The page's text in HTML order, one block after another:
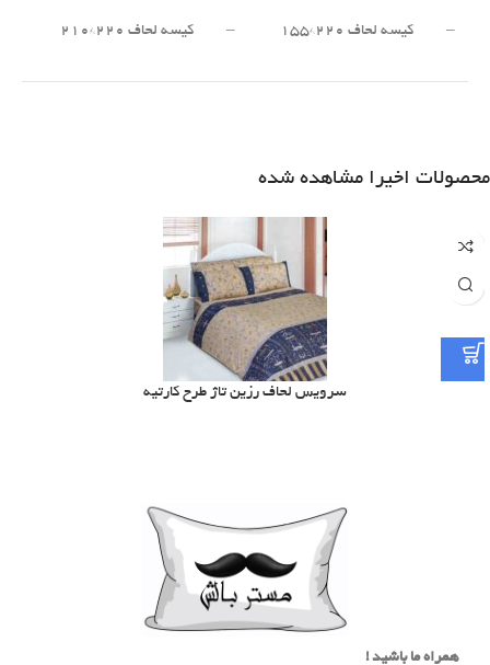
– کیسه لحاف ۲۲۰*۱۵۵ – کیسه لحاف ۲۲۰*۲۱۰
محصولات اخیرا مشاهده شده
سرویس لحاف رزین تاژ طرح کارتیه
همراه ما باشید !